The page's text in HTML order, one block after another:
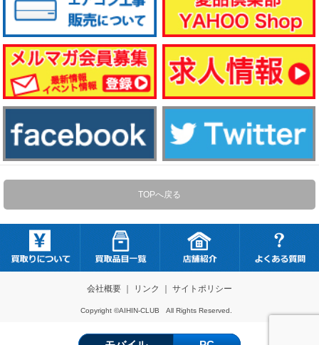
TOPへ戻る
会社概要｜ リンク サイトポリシー
Copyright ©AIHIN-CLUB All Rights Reserved.